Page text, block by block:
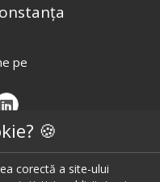
pe
🍪
corectă a site-ului